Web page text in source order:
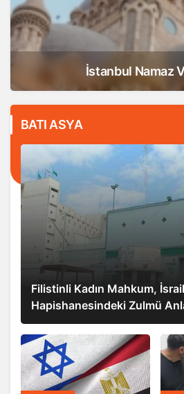
İstanbul Namaz
Filistinli Kadın Mahkum, İsrail